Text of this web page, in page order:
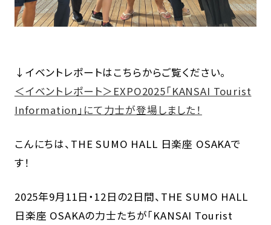
↓イベントレポートはこちらからご覧ください。
＜イベントレポート＞EXPO2025「KANSAI Tourist
Information」にて力士が登場しました！
こんにちは、THE SUMO HALL 日楽座 OSAKAで
す！
2025年9月11日・12日の2日間、THE SUMO HALL
日楽座 OSAKAの力士たちが「KANSAI Tourist